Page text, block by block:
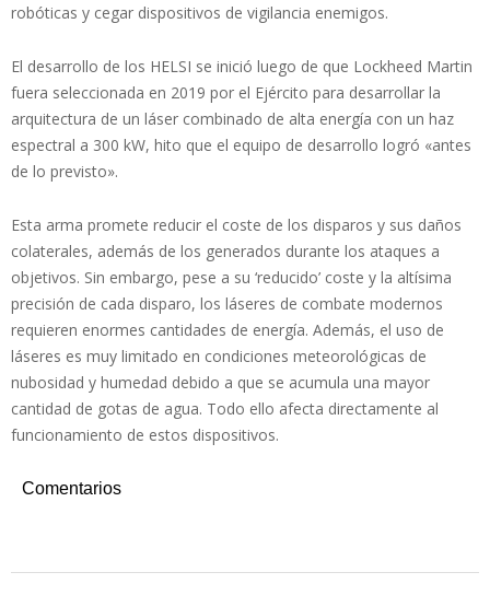
robóticas y cegar dispositivos de vigilancia enemigos.
El desarrollo de los HELSI se inició luego de que Lockheed Martin
fuera seleccionada en 2019 por el Ejército para desarrollar la
arquitectura de un láser combinado de alta energía con un haz
espectral a 300 kW, hito que el equipo de desarrollo logró «antes
de lo previsto».
Esta arma promete reducir el coste de los disparos y sus daños
colaterales, además de los generados durante los ataques a
objetivos. Sin embargo, pese a su ‘reducido’ coste y la altísima
precisión de cada disparo, los láseres de combate modernos
requieren enormes cantidades de energía. Además, el uso de
láseres es muy limitado en condiciones meteorológicas de
nubosidad y humedad debido a que se acumula una mayor
cantidad de gotas de agua. Todo ello afecta directamente al
funcionamiento de estos dispositivos.
Comentarios